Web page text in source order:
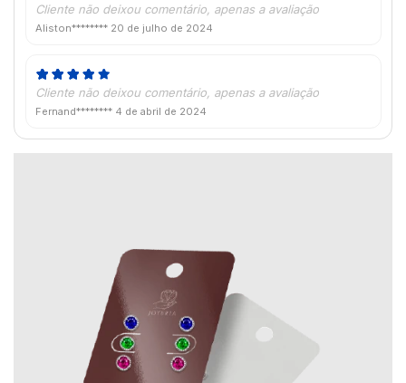
Cliente não deixou comentário, apenas a avaliação
Aliston******** 20 de julho de 2024
Cliente não deixou comentário, apenas a avaliação
Fernand******** 4 de abril de 2024